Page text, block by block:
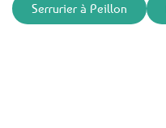
Serrurier à Peillon